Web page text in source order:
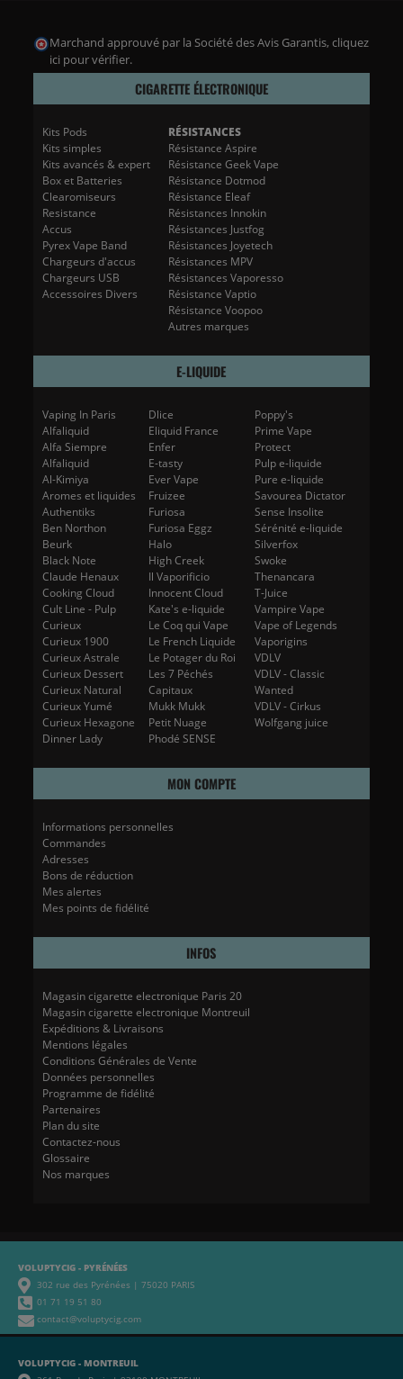
Marchand approuvé par la Société des Avis Garantis, cliquez
ici pour vérifier.
CIGARETTE ÉLECTRONIQUE
Kits Pods
Kits simples
Kits avancés & expert
Box et Batteries
Clearomiseurs
Resistance
Accus
Pyrex Vape Band
Chargeurs d'accus
Chargeurs USB
Accessoires Divers
RÉSISTANCES
Résistance Aspire
Résistance Geek Vape
Résistance Dotmod
Résistance Eleaf
Résistances Innokin
Résistances Justfog
Résistances Joyetech
Résistances MPV
Résistances Vaporesso
Résistance Vaptio
Résistance Voopoo
Autres marques
E-LIQUIDE
Vaping In Paris
Alfaliquid
Alfa Siempre
Alfaliquid
Al-Kimiya
Aromes et liquides
Authentiks
Ben Northon
Beurk
Black Note
Claude Henaux
Cooking Cloud
Cult Line - Pulp
Curieux
Curieux 1900
Curieux Astrale
Curieux Dessert
Curieux Natural
Curieux Yumé
Curieux Hexagone
Dinner Lady
Dlice
Eliquid France
Enfer
E-tasty
Ever Vape
Fruizee
Furiosa
Furiosa Eggz
Halo
High Creek
Il Vaporificio
Innocent Cloud
Kate's e-liquide
Le Coq qui Vape
Le French Liquide
Le Potager du Roi
Les 7 Péchés
Capitaux
Mukk Mukk
Petit Nuage
Phodé SENSE
Poppy's
Prime Vape
Protect
Pulp e-liquide
Pure e-liquide
Savourea Dictator
Sense Insolite
Sérénité e-liquide
Silverfox
Swoke
Thenancara
T-Juice
Vampire Vape
Vape of Legends
Vaporigins
VDLV
VDLV - Classic
Wanted
VDLV - Cirkus
Wolfgang juice
MON COMPTE
Informations personnelles
Commandes
Adresses
Bons de réduction
Mes alertes
Mes points de fidélité
INFOS
Magasin cigarette electronique Paris 20
Magasin cigarette electronique Montreuil
Expéditions & Livraisons
Mentions légales
Conditions Générales de Vente
Données personnelles
Programme de fidélité
Partenaires
Plan du site
Contactez-nous
Glossaire
Nos marques
VOLUPTYCIG - PYRÉNÉES
302 rue des Pyrénées | 75020 PARIS
01 71 19 51 80
contact@voluptycig.com
VOLUPTYCIG - MONTREUIL